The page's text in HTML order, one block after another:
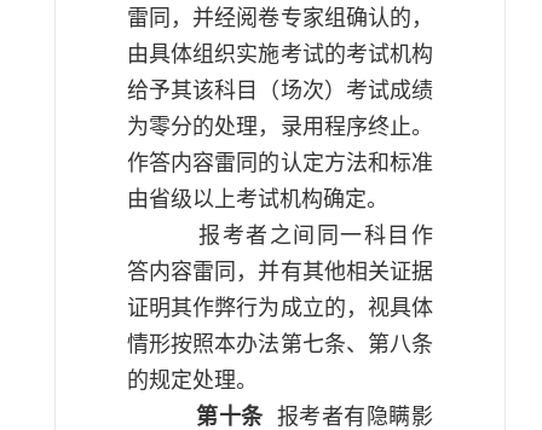
雷同，并经阅卷专家组确认的，
由具体组织实施考试的考试机构
给予其该科目（场次）考试成绩
为零分的处理，录用程序终止。
作答内容雷同的认定方法和标准
由省级以上考试机构确定。
报考者之间同一科目作
答内容雷同，并有其他相关证据
证明其作弊行为成立的，视具体
情形按照本办法第七条、第八条
的规定处理。
第十条 报考者有隐瞒影